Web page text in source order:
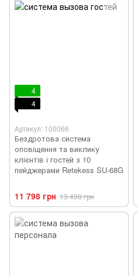
4
4
Артикул: 100066
Бездротова система
оповіщення та виклику
клієнтів і гостей з 10
пейджерами Retekess SU-68G
11 798 грн 13 498 грн